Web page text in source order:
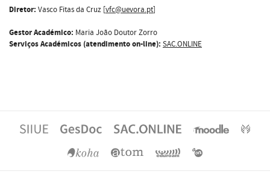
Diretor: Vasco Fitas da Cruz [vfc@uevora.pt]
Gestor Académico: Maria João Doutor Zorro
Serviços Académicos (atendimento on-line): SAC.ONLINE